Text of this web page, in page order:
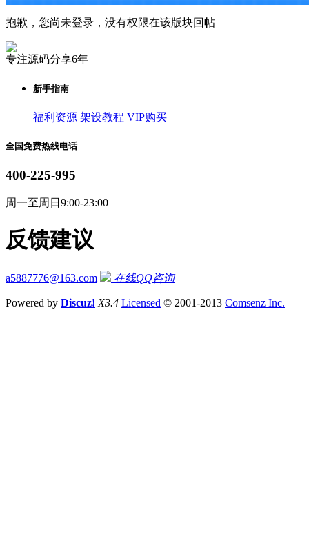
抱歉，您尚未登录，没有权限在该版块回帖
专注源码分享6年
新手指南
福利资源 架设教程 VIP购买
全国免费热线电话
400-225-995
周一至周日9:00-23:00
反馈建议
a5887776@163.com 在线QQ咨询
Powered by Discuz! X3.4 Licensed © 2001-2013 Comsenz Inc.